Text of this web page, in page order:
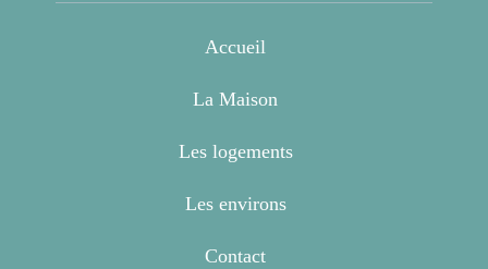
Accueil
La Maison
Les logements
Les environs
Contact